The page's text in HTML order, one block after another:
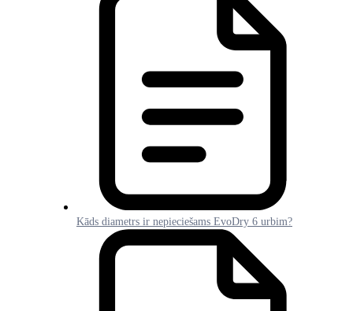
Kāds diametrs ir nepieciešams EvoDry 6 urbim?